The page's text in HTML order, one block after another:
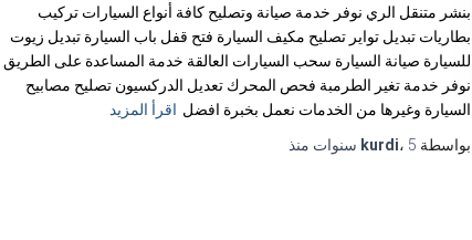
بنشر متنقل الري نوفر خدمة صيانة وتصليح كافة أنواع السيارات تركيب
بطاريات تبديل تواير تصليح مكيف السيارة فتح قفل باب السيارة تبديل زيوت
للسيارة صيانة السيارة سحب السيارات العالقة خدمة المساعدة على الطريق
نوفر خدمة تغير الطرمبة فحص المحرك تعديل الدركسيون تصليح مصابيح
السيارة وغيرها من الخدمات نعمل بخبرة افضل اقرأ المزيد
بواسطة
kurdi، 5 سنوات منذ